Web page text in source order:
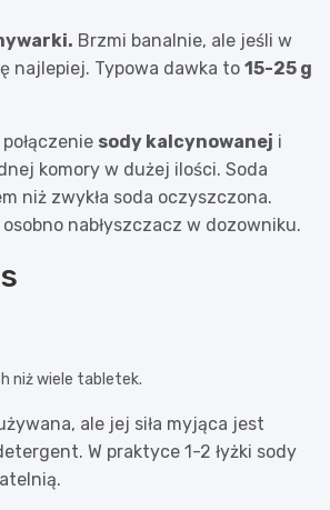
Brzmi banalnie, ale jeśli w
najlepiej. Typowa dawka to 15-25 g
sody kalcynowanej i
komory w dużej ilości. Soda
niż zwykła soda oczyszczona.
nabłyszczacz w dozowniku.
niż wiele tabletek.
ale jej siła myjąca jest
W praktyce 1-2 łyżki sody